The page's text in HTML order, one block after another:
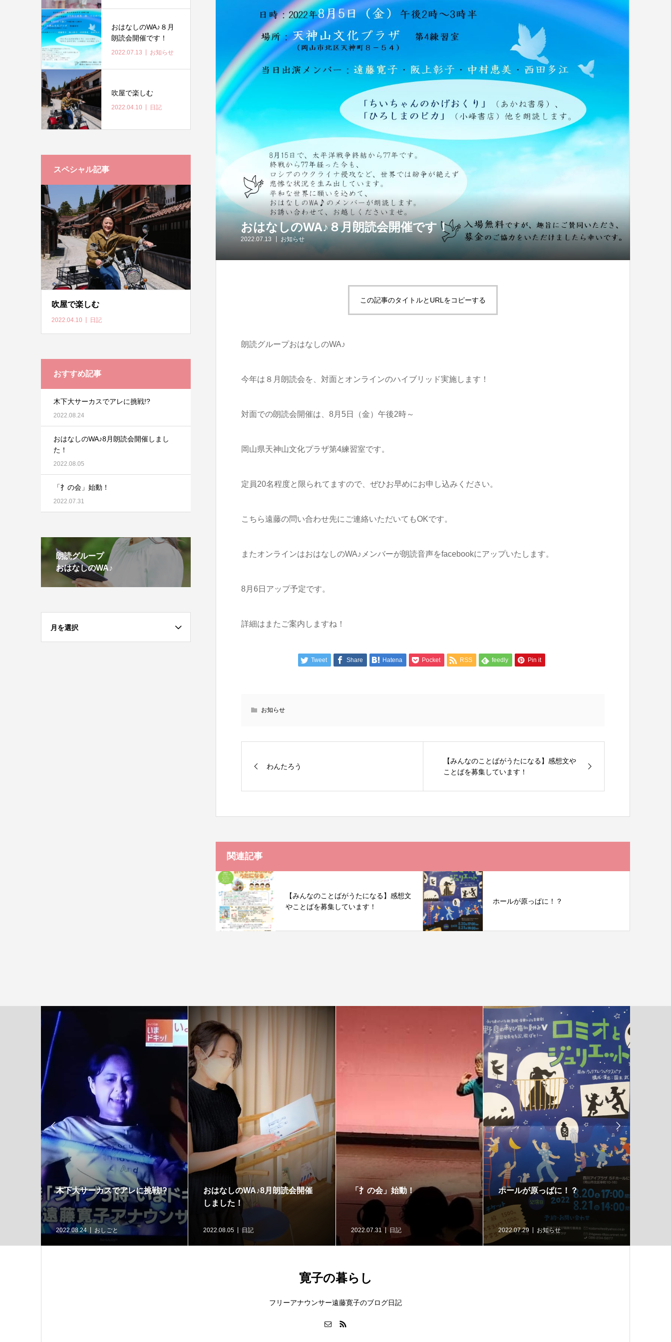
おはなしのWA♪８月朗読会開催です！
2022.07.13 お知らせ
この記事のタイトルとURLをコピーする
朗読グループおはなしのWA♪
今年は８月朗読会を、対面とオンラインのハイブリッド実施します！
対面での朗読会開催は、8月5日（金）午後2時～
岡山県天神山文化プラザ第4練習室です。
定員20名程度と限られてますので、ぜひお早めにお申し込みください。
こちら遠藤の問い合わせ先にご連絡いただいてもOKです。
またオンラインはおはなしのWA♪メンバーが朗読音声をfacebookにアップいたします。
8月6日アップ予定です。
詳細はまたご案内しますね！
Tweet Share Hatena Pocket RSS feedly Pin it
お知らせ
わんたろう
【みんなのことばがうたになる】感想文や
ことばを募集しています！
関連記事
【みんなのことばがうたになる】感想文
やことばを募集しています！
ホールが原っぱに！？
おはなしのWA♪８月
朗読会開催です！
2022.07.13 お知らせ
吹屋で楽しむ
2022.04.10 日記
スペシャル記事
吹屋で楽しむ
2022.04.10 日記
おすすめ記事
木下大サーカスでアレに挑戦!?
2022.08.24
おはなしのWA♪8月朗読会開催しまし
た！
2022.08.05
「扌の会」始動！
2022.07.31
朗読グループ
おはなしのWA♪
月を選択

木下大サーカスでアレに挑戦!?
2022.08.24 おしごと
おはなしのWA♪8月朗読会開催
しました！
2022.08.05 日記
「扌の会」始動！
2022.07.31 日記
ホールが原っぱに！？
2022.07.29 お知らせ

寛子の暮らし
フリーアナウンサー遠藤寛子のブログ日記